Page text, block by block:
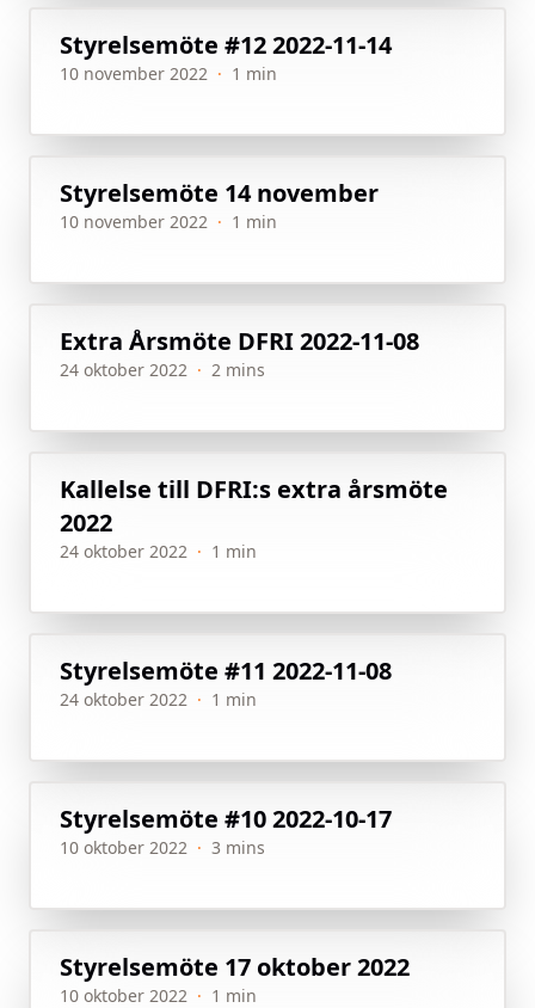
Styrelsemöte #12 2022-11-14
10 november 2022 · 1 min
Styrelsemöte 14 november
10 november 2022 · 1 min
Extra Årsmöte DFRI 2022-11-08
24 oktober 2022 · 2 mins
Kallelse till DFRI:s extra årsmöte
2022
24 oktober 2022 · 1 min
Styrelsemöte #11 2022-11-08
24 oktober 2022 · 1 min
Styrelsemöte #10 2022-10-17
10 oktober 2022 · 3 mins
Styrelsemöte 17 oktober 2022
10 oktober 2022 · 1 min